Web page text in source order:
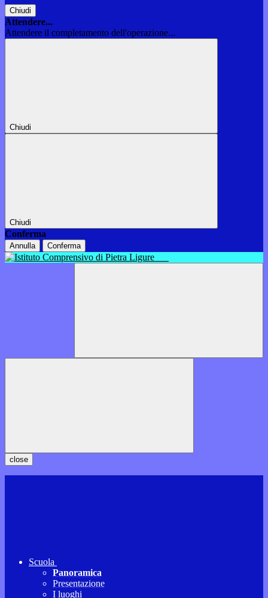
Chiudi
Attendere...
Attendere il completamento dell'operazione...
Chiudi
Chiudi
Conferma
Annulla Conferma
close
Scuola
Panoramica
Presentazione
I luoghi